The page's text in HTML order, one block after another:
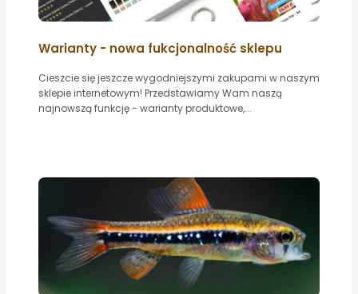
Warianty - nowa fukcjonalność sklepu
Cieszcie się jeszcze wygodniejszymi zakupami w naszym
sklepie internetowym! Przedstawiamy Wam naszą
najnowszą funkcję - warianty produktowe,...